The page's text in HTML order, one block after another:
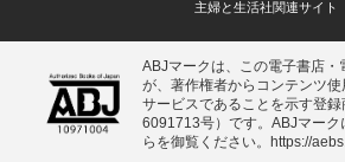
主婦と生活社関連サイト
ABJマークは、この電子書店・
が、著作権者からコンテンツ
サービスであることを示す登
6091713号）です。ABJマーク
らを御覧ください。 https://